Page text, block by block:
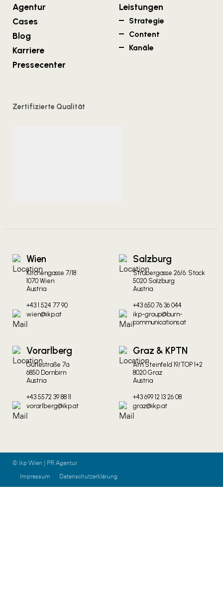
Agentur
Cases
Blog
Karriere
Pressecenter
Leistungen
Strategie
Content
Kanäle
Zertifizierte Qualität
Wien
Kirchengasse 7/18
1070 Wien
Austria
+43 1 524 77 90
wien@ikp.at
Salzburg
Strubergasse 26/6. Stock
5020 Salzburg
Austria
+43 650 76 36 044
ikp-group@burn-
communications.at
Vorarlberg
Gütlestraße 7a
6850 Dornbirn
Austria
+43 5572 39 88 11
vorarlberg@ikp.at
Graz & KPTN
Am Steinfeld 19/TOP 1+2
8020 Graz
Austria
+43 699 12 13 26 08
graz@ikp.at
© ikp Wien | PR Agentur
Impressum
Datenschutzerklärung